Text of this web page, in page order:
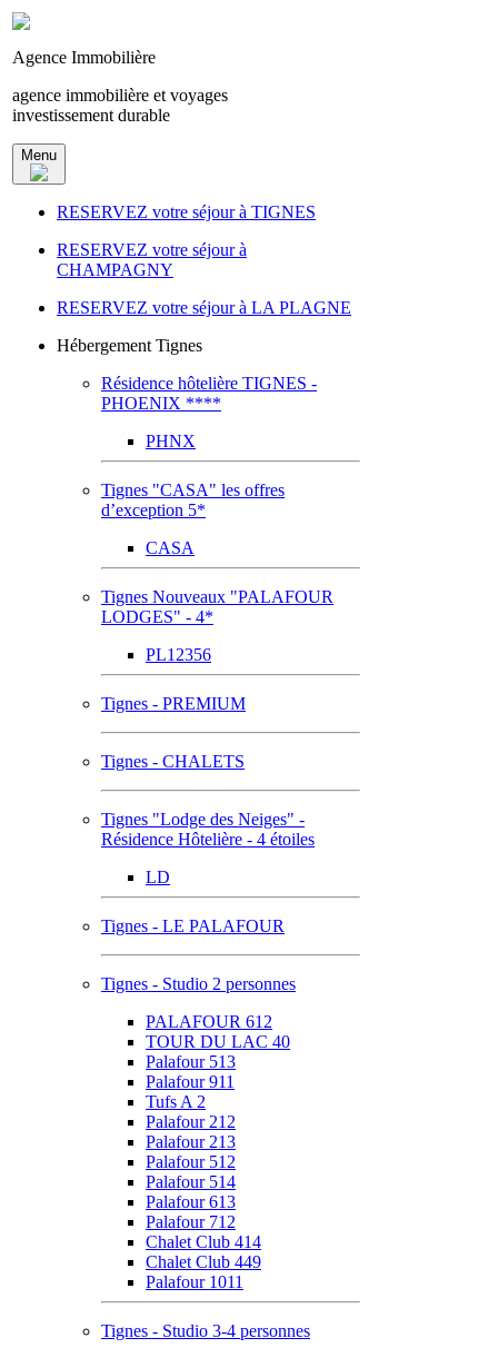
Agence Immobilière
agence immobilière et voyages
investissement durable
Menu
RESERVEZ votre séjour à TIGNES
RESERVEZ votre séjour à
CHAMPAGNY
RESERVEZ votre séjour à LA PLAGNE
Hébergement Tignes
Résidence hôtelière TIGNES -
PHOENIX ****
PHNX
Tignes "CASA" les offres
d’exception 5*
CASA
Tignes Nouveaux "PALAFOUR
LODGES" - 4*
PL12356
Tignes - PREMIUM
Tignes - CHALETS
Tignes "Lodge des Neiges" -
Résidence Hôtelière - 4 étoiles
LD
Tignes - LE PALAFOUR
Tignes - Studio 2 personnes
PALAFOUR 612
TOUR DU LAC 40
Palafour 513
Palafour 911
Tufs A 2
Palafour 212
Palafour 213
Palafour 512
Palafour 514
Palafour 613
Palafour 712
Chalet Club 414
Chalet Club 449
Palafour 1011
Tignes - Studio 3-4 personnes